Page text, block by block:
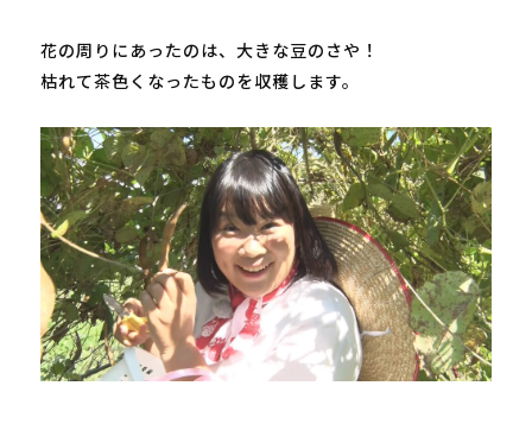
花の周りにあったのは、大きな豆のさや！
枯れて茶色くなったものを収穫します。